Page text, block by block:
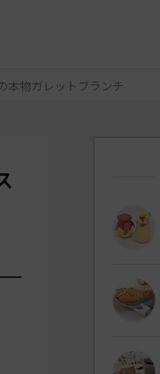
本物ガレットブランチ